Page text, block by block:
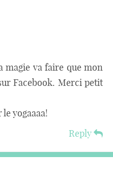
magie va faire que mon
Facebook. Merci petit
yogaaaa!
Reply